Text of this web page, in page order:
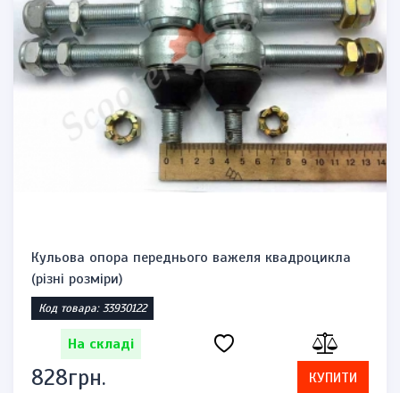
Кульова опора переднього важеля квадроцикла
(різні розміри)
Код товара: 33930122
На складі
828грн. КУПИТИ